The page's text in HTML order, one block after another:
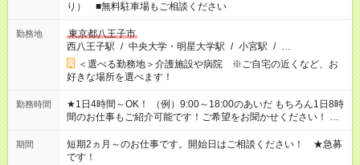
り） ■無料駐車場もご相談ください
勤務地
東京都八王子市
西八王子駅 / 中央大学・明星大学駅 / 小宮駅 / …
＜選べる勤務地＞介護施設や病院 ※ご自宅の近くなど、お
好きな場所を選べます！
勤務時間
★1日4時間～OK！ （例）9:00～18:00のあいだ もちろん1日8時
間のお仕事もご紹介可能です！ご希望をお聞かせください！ ※
週最低15時間以上の勤務が必要です
期間
短期2ヵ月～のお仕事です。開始日はご相談ください！ ★急募
です！